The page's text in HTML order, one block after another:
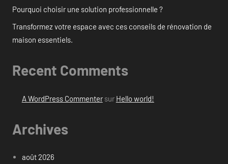
Pourquoi choisir une solution professionnelle ?
Transformez votre espace avec ces conseils de rénovation de
maison essentiels.
Recent Comments
A WordPress Commentersur Hello world!
Archives
août 2026